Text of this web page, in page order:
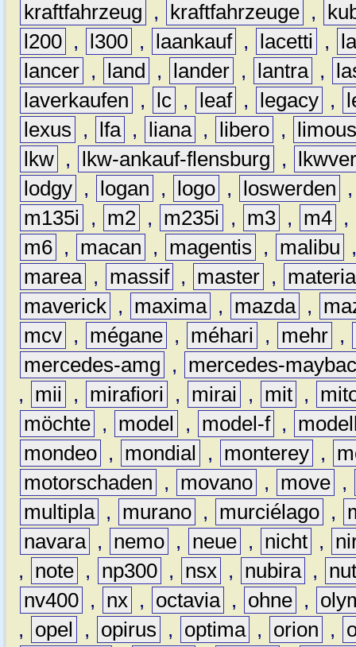
kraftfahrzeug
, kraftfahrzeuge ,
l200 , l300 , laankauf , lacetti ,
lancer , land , lander , lantra ,
laverkaufen
, lc , leaf , legacy ,
lexus
, lfa , liana , libero ,
lkw , lkw-ankauf-flensburg ,
lodgy , logan , logo , loswerden
m135i
, m2 , m235i , m3 , m4 ,
m6 , macan , magentis , malibu
marea , massif , master ,
materia
maverick , maxima , mazda ,
mcv , mégane , méhari , mehr ,
mercedes-amg
,
mercedes-
,
mii , mirafiori , mirai , mit ,
möchte , model , model-f ,
mondeo , mondial , monterey ,
motorschaden
, movano , move ,
multipla , murano , murciélago ,
navara , nemo , neue , nicht ,
,
note , np300 , nsx , nubira ,
nv400 , nx , octavia , ohne ,
,
opel , opirus , optima , orion ,